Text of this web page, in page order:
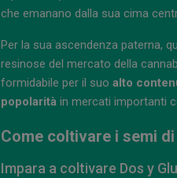
che emanano dalla sua cima
Per la sua ascendenza paterna,
resinose del mercato della
formidabile per il suo alto
popolarità in mercati importanti
Come coltivare i semi
Impara a coltivare Dos y